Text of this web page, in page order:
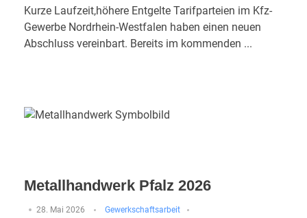
Kurze Laufzeit,höhere Entgelte Tarifparteien im Kfz-
Gewerbe Nordrhein-Westfalen haben einen neuen
Abschluss vereinbart. Bereits im kommenden ...
Metallhandwerk Pfalz 2026
28. Mai 2026
Gewerkschaftsarbeit